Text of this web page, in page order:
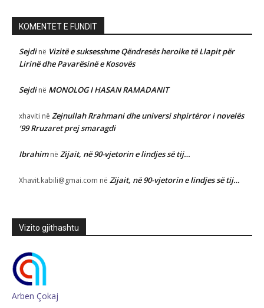
KOMENTET E FUNDIT
Sejdinë Vizitë e suksesshme Qëndresës heroike të Llapit për
Lirinë dhe Pavarësinë e Kosovës
Sejdinë MONOLOG I HASAN RAMADANIT
xhaviti në Zejnullah Rrahmani dhe universi shpirtëror i novelës
‘99 Rruzaret prej smaragdi
Ibrahimnë Zijait, në 90-vjetorin e lindjes së tij…
Xhavit.kabili@gmai.com në Zijait, në 90-vjetorin e lindjes së tij…
Vizito gjithashtu
Arben Çokaj